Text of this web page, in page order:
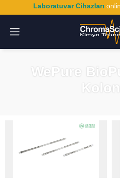
Laboratuvar Cihazları
WePure